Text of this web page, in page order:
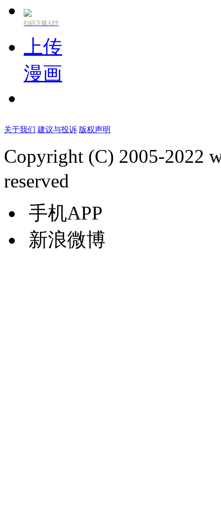
扫码下载APP
上传
漫画
关于我们 建议与投诉 版权声明
Copyright (C) 2005-2022
reserved
手机APP
新浪微博